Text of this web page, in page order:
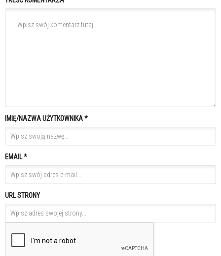
IMIĘ/NAZWA UŻYTKOWNIKA *
EMAIL *
URL STRONY